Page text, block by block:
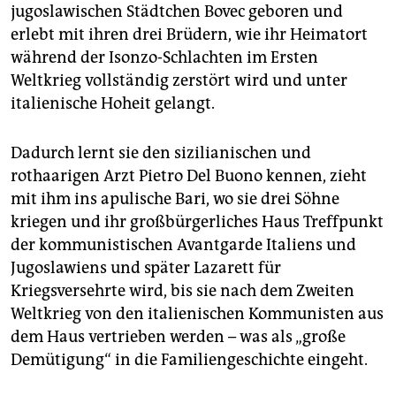
jugoslawischen Städtchen Bovec geboren und
erlebt mit ihren drei Brüdern, wie ihr Heimatort
während der Isonzo-Schlachten im Ersten
Weltkrieg vollständig zerstört wird und unter
italienische Hoheit gelangt.
Dadurch lernt sie den sizilianischen und
rothaarigen Arzt Pietro Del Buono kennen, zieht
mit ihm ins apulische Bari, wo sie drei Söhne
kriegen und ihr großbürgerliches Haus Treffpunkt
der kommunistischen Avantgarde Italiens und
Jugoslawiens und später Lazarett für
Kriegsversehrte wird, bis sie nach dem Zweiten
Weltkrieg von den italienischen Kommunisten aus
dem Haus vertrieben werden – was als „große
Demütigung“ in die Familiengeschichte eingeht.